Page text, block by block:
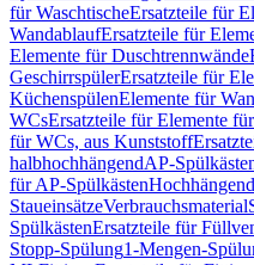
für WaschtischeErsatzteile für
WandablaufErsatzteile für
Elemente für Duschtrennwände
GeschirrspülerErsatzteile für
KüchenspülenElemente für
WCsErsatzteile für Elemente
für WCs, aus Kunststoff
halbhochhängendAP-
für AP-SpülkästenHochhängend
StaueinsätzeVerbrauchsmaterial
SpülkästenErsatzteile für
Stopp-Spülung1-Mengen-